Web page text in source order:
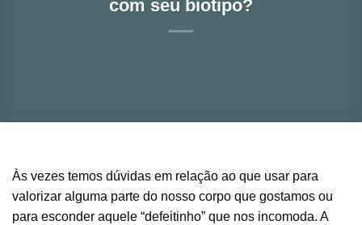
com seu biotipo?
Às vezes temos dúvidas em relação ao que usar para
valorizar alguma parte do nosso corpo que gostamos ou
para esconder aquele “defeitinho” que nos incomoda. A